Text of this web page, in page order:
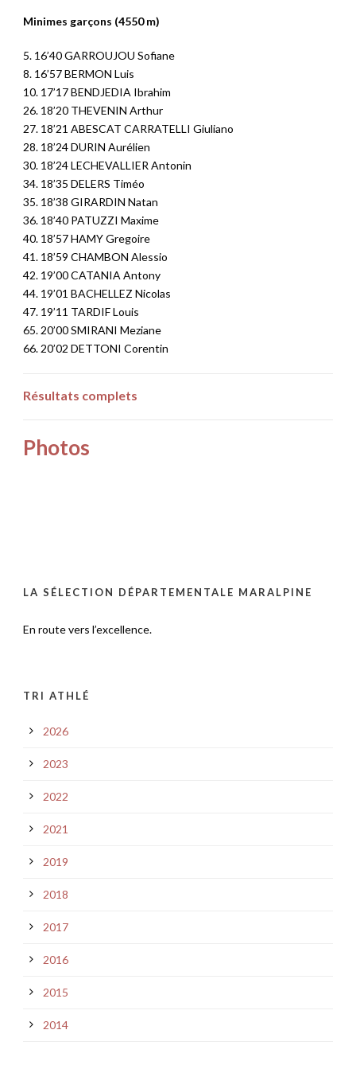
Minimes garçons (4550 m)
5. 16’40 GARROUJOU Sofiane
8. 16’57 BERMON Luis
10. 17’17 BENDJEDIA Ibrahim
26. 18’20 THEVENIN Arthur
27. 18’21 ABESCAT CARRATELLI Giuliano
28. 18’24 DURIN Aurélien
30. 18’24 LECHEVALLIER Antonin
34. 18’35 DELERS Timéo
35. 18’38 GIRARDIN Natan
36. 18’40 PATUZZI Maxime
40. 18’57 HAMY Gregoire
41. 18’59 CHAMBON Alessio
42. 19’00 CATANIA Antony
44. 19’01 BACHELLEZ Nicolas
47. 19’11 TARDIF Louis
65. 20’00 SMIRANI Meziane
66. 20’02 DETTONI Corentin
Résultats complets
Photos
LA SÉLECTION DÉPARTEMENTALE MARALPINE
En route vers l’excellence.
TRI ATHLÉ
2026
2023
2022
2021
2019
2018
2017
2016
2015
2014